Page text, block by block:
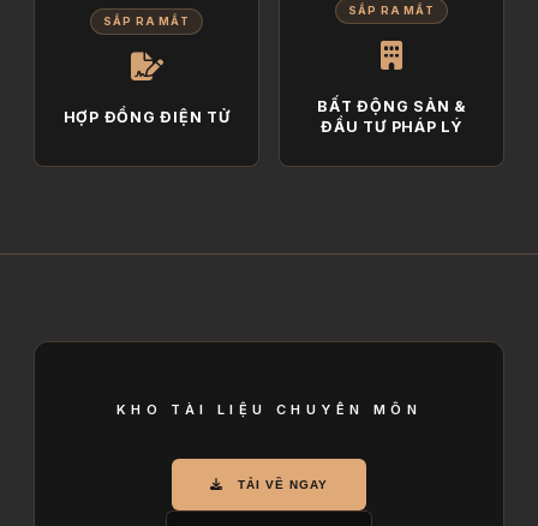
SẮP RA MẮT
HỢP ĐỒNG ĐIỆN TỬ
SẮP RA MẮT
BẤT ĐỘNG SẢN &
ĐẦU TƯ PHÁP LÝ
KHO TÀI LIỆU CHUYÊN MÔN
TẢI VỀ NGAY